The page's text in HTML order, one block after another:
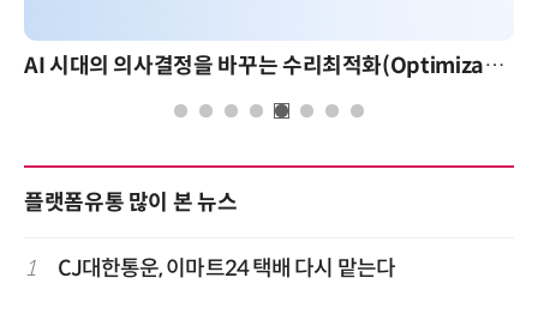
AI 시대의 의사결정을 바꾸는 수리최적화(Optimization): 실제 산업 적용 사례와 활용 전략
플랫폼유통 많이 본 뉴스
1 CJ대한통운, 이마트24 택배 다시 맡는다